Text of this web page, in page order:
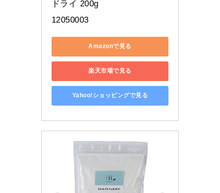
ドライ 200g
12050003
Amazonで見る
楽天市場で見る
Yahoo!ショッピングで見る